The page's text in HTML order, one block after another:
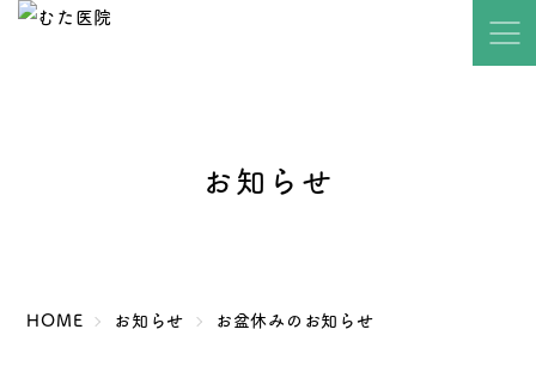
お知らせ
HOME お知らせ お盆休みのお知らせ